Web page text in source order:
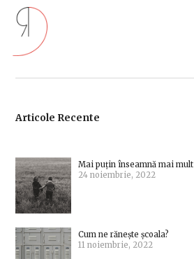
Articole Recente
Mai puțin înseamnă mai mult
24 noiembrie, 2022
Cum ne rănește școala?
11 noiembrie, 2022